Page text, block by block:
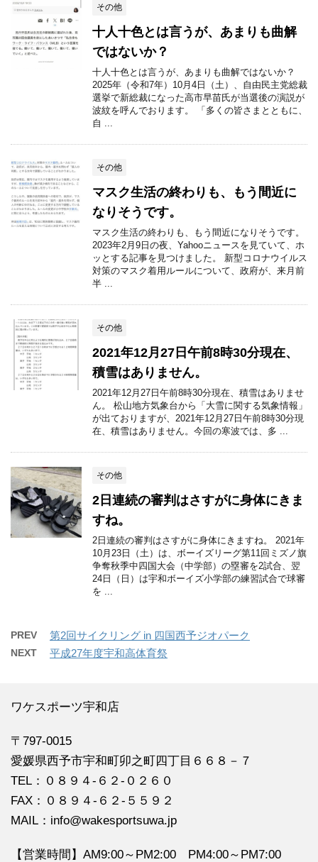
その他
十人十色とは言うが、あまりも曲解
ではないか？
十人十色とは言うが、あまりも曲解ではないか？
2025年（令和7年）10月4日（土）、自由民主党総裁
選挙で新総裁になった高市早苗氏が当選後の演説が
波紋を呼んでおります。 「多くの皆さまとともに、
自 ...
その他
マスク生活の終わりも、もう間近に
なりそうです。
マスク生活の終わりも、もう間近になりそうです。
2023年2月9日の夜、Yahooニュースを見ていて、ホ
ッとする記事を見つけました。 新型コロナウイルス
対策のマスク着用ルールについて、政府が、来月前
半 ...
その他
2021年12月27日午前8時30分現在、
積雪はありません。
2021年12月27日午前8時30分現在、積雪はありませ
ん。 松山地方気象台から「大雪に関する気象情報」
が出ておりますが、2021年12月27日午前8時30分現
在、積雪はありません。今回の寒波では、多 ...
その他
2日連続の審判はさすがに身体にきま
すね。
2日連続の審判はさすがに身体にきますね。 2021年
10月23日（土）は、ボーイズリーグ第11回ミズノ旗
争奪秋季中四国大会（中学部）の塁審を2試合、翌
24日（日）は宇和ボーイズ小学部の練習試合で球審
を ...
PREV 第2回サイクリング in 四国西予ジオパーク
NEXT 平成27年度宇和高体育祭
ワケスポーツ宇和店
〒797-0015
愛媛県西予市宇和町卯之町四丁目６６８－７
TEL：０８９４‐６２‐０２６０
FAX：０８９４‐６２‐５５９２
MAIL：info@wakesportsuwa.jp
【営業時間】AM9:00～PM2:00 PM4:00～PM7:00